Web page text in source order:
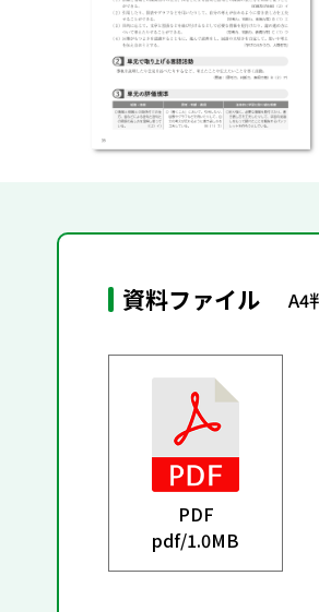
資料ファイル A4
PDF
pdf/1.0MB